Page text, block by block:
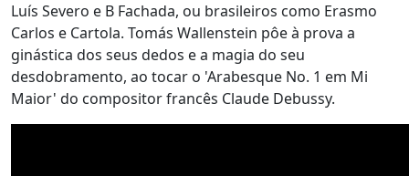
Luís Severo e B Fachada, ou brasileiros como Erasmo
Carlos e Cartola. Tomás Wallenstein pôe à prova a
ginástica dos seus dedos e a magia do seu
desdobramento, ao tocar o 'Arabesque No. 1 em Mi
Maior' do compositor francês Claude Debussy.